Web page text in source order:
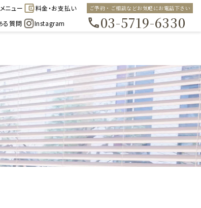
ニュー
料金・お支払い
る質問 Instagram
ご予約・ご相談などお気軽にお電話下さい
03-5719-6330